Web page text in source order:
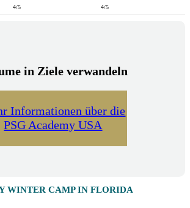
4/5 4/5
in Ziele verwandeln
Informationen über die
PSG Academy USA
WINTER CAMP IN FLORIDA